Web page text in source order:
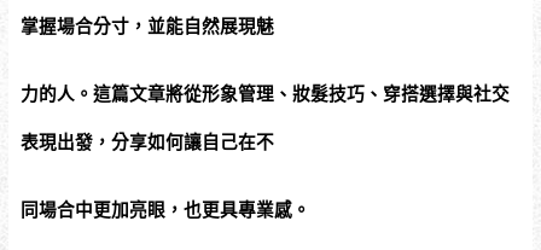
掌握場合分寸，並能自然展現魅
力的人。這篇文章將從形象管理、妝髮技巧、穿搭選擇與社交
表現出發，分享如何讓自己在不
同場合中更加亮眼，也更具專業感。